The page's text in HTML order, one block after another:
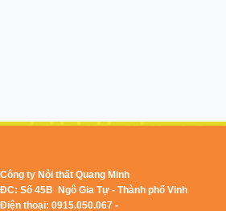
Công ty Nội thất Quang Minh
ĐC: Số 45B Ngô Gia Tự - Thành phố Vinh
Điện thoại: 0915.050.067 -